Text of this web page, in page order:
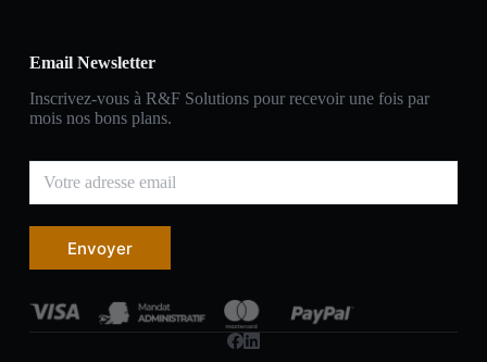
Email Newsletter
Inscrivez-vous à R&F Solutions pour recevoir une fois par
mois nos bons plans.
Envoyer